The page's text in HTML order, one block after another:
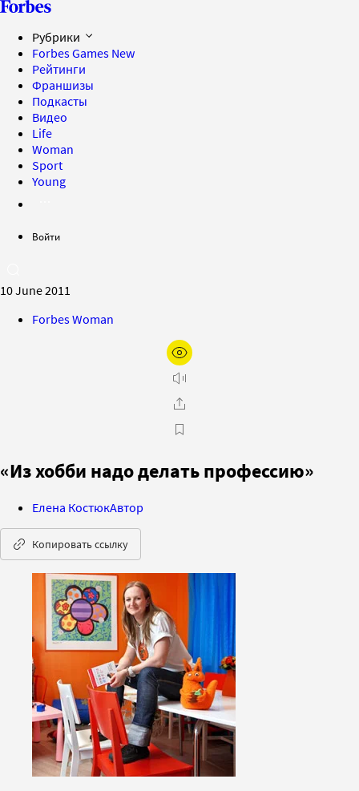
Рубрики
Forbes Games New
Рейтинги
Франшизы
Подкасты
Видео
Life
Woman
Sport
Young
Войти
10 June 2011
Forbes Woman
«Из хобби надо делать профессию»
Елена КостюкАвтор
Копировать ссылку